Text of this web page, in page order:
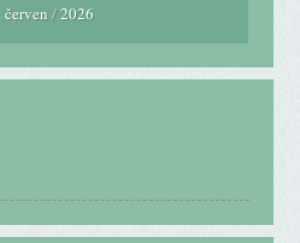
červen /2026